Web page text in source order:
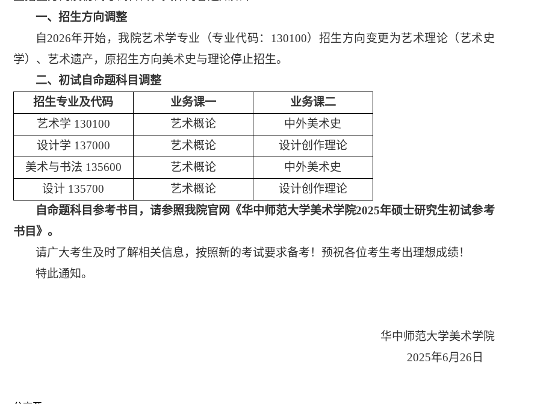
一、招生方向调整
自2026年开始，我院艺术学专业（专业代码： 1 30100）招生方向变更为艺术理论（艺术史
学）、艺术遗产，原招生方向美术史与理论停止招生。
二、初试自命题科目调整
招生专业及代码
业务课一
业务课二
艺术学 130100 艺术概论
中外美术史
设计学 137000 艺术概论
设计创作理论
美术与书法 135600 艺术概论
中外美术史
设计 135700 艺术概论
设计创作理论
自命题科目参考书目，请参照我院官网《华中师范大学美术学院2025年硕士研究生初试参考
书目 》。
请广大考生及时了解相关信息，按照新的考试要求备考！预祝各位考生考出理想成绩！
特此通知。
华中师范大学美术学院
2025年6月 26 日